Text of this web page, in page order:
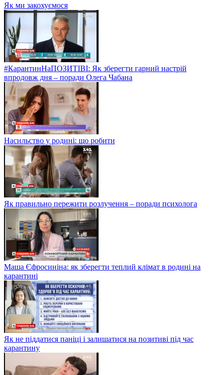
Як ми закохуємося
#КарантинНаПОЗИТІВІ: Як зберегти гарний настрій
впродовж дня – поради Олега Чабана
Насильство у родині: що робити
Як правильно пережити розлучення – поради психолога
Маша Єфросиніна: як зберегти теплий клімат в родині на
карантині
Як не піддатися паніці і залишатися на позитиві під час
карантину